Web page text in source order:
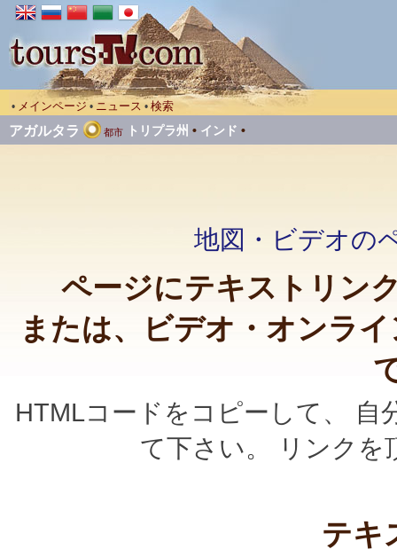
• メインページ • ニュース • 検索
アガルタラ 都市 トリプラ州 • インド •
地図・ビデオの
ページにテキストリン
または、ビデオ・オンラ
HTMLコードをコピーして、
て下さい。 リンクを
テキ